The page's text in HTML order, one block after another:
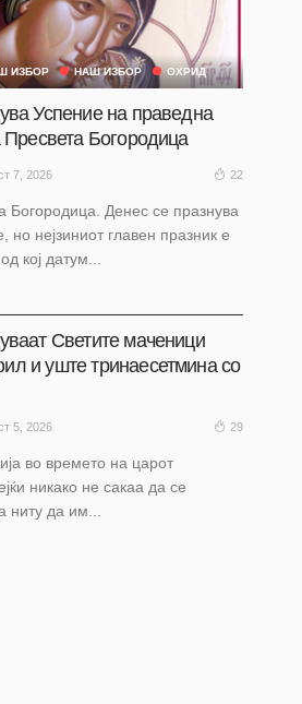
ИЗБОР НАШ ИЗБОР ОХРИД
Успение на праведна
Пресвета Богородица
7, 2026 22
Богородица. Денес се празнува
но нејзиниот главен празник е
кој датум...
Светите маченици
и уште тринаесетмина со
5, 2026 29
во времето на царот
никако не сакаа да се
ниту да им...